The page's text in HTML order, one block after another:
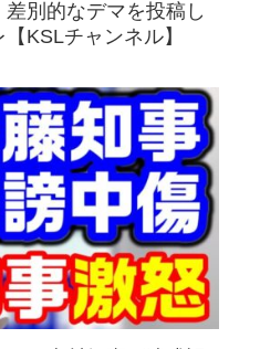
別的なデマを投稿し
KSLチャンネル】